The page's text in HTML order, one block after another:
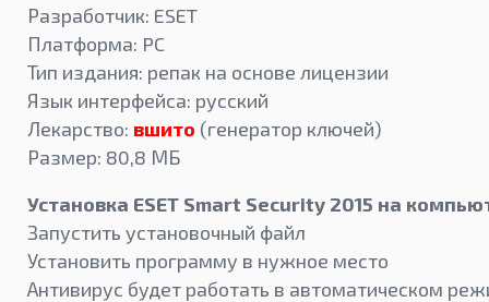
Разработчик: ESET
Платформа: PC
Тип издания: репак на основе лицензии
Язык интерфейса: русский
Лекарство: вшито (генератор ключей)
Размер: 80,8 МБ
Установка ESET Smart Security 2015 на
Запустить установочный файл
Установить программу в нужное место
Антивирус будет работать в автоматическом